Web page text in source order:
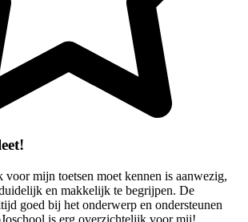
mijn toetsen moet kennen is aanwezig,
en makkelijk te begrijpen. De
goed bij het onderwerp en ondersteunen
is erg overzichtelijk voor mij!